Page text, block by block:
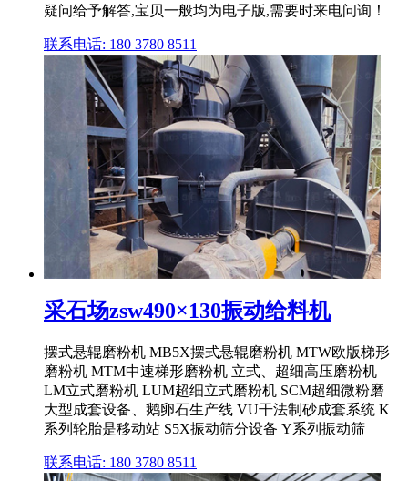
疑问给予解答,宝贝一般均为电子版,需要时来电问询！
联系电话: 180 3780 8511
采石场zsw490×130振动给料机
摆式悬辊磨粉机 MB5X摆式悬辊磨粉机 MTW欧版梯形
磨粉机 MTM中速梯形磨粉机 立式、超细高压磨粉机
LM立式磨粉机 LUM超细立式磨粉机 SCM超细微粉磨
大型成套设备、鹅卵石生产线 VU干法制砂成套系统 K
系列轮胎是移动站 S5X振动筛分设备 Y系列振动筛
联系电话: 180 3780 8511